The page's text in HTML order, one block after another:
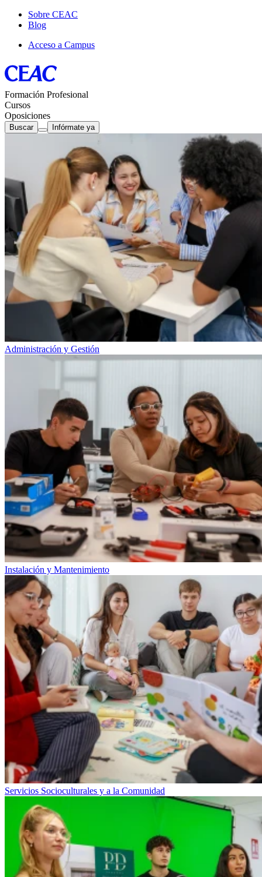
Sobre CEAC
Blog
Acceso a Campus
Formación Profesional
Cursos
Oposiciones
Buscar Infórmate ya
Administración y Gestión
Instalación y Mantenimiento
Servicios Socioculturales y a la Comunidad